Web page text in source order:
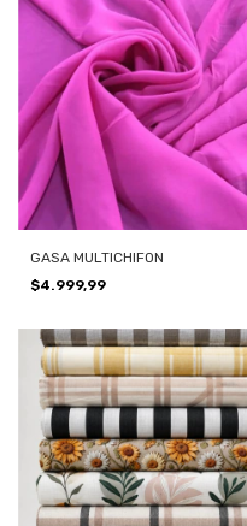
GASA MULTICHIFON
$4.999,99